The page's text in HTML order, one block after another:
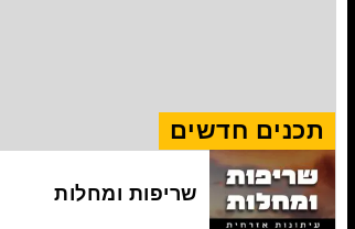
תכנים חדשים
שריפות ומחלות